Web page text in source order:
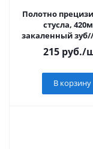
Полотно
стусла,
закаленный
215 руб./
В корзину